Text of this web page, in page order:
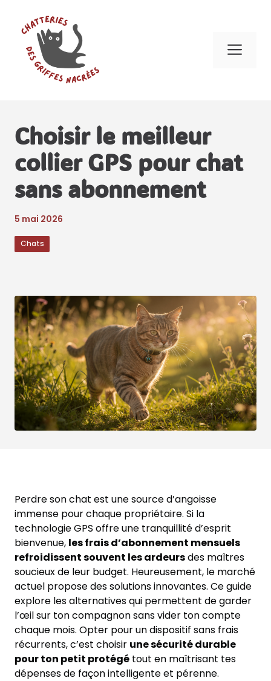
contenu
Choisir le meilleur
collier GPS pour chat
sans abonnement
5 mai 2026
Chats
Perdre son chat est une source d’angoisse
immense pour chaque propriétaire. Si la
technologie GPS offre une tranquillité d’esprit
bienvenue, les frais d’abonnement mensuels
refroidissent souvent les ardeursdes maîtres
soucieux de leur budget. Heureusement, le marché
actuel propose des solutions innovantes. Ce guide
explore les alternatives qui permettent de garder
l’œil sur ton compagnon sans vider ton compte
chaque mois. Opter pour un dispositif sans frais
récurrents, c’est choisir une sécurité durable
pour ton petit protégé tout en maîtrisant tes
dépenses de façon intelligente et pérenne.